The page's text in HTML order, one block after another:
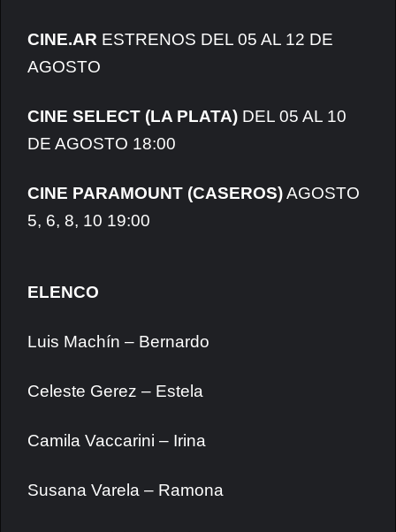
CINE.AR ESTRENOS DEL 05 AL 12 DE
AGOSTO
CINE SELECT (LA PLATA) DEL 05 AL 10
DE AGOSTO 18:00
​CINE PARAMOUNT (CASEROS)AGOSTO
5, 6, 8, 10 19:00
ELENCO
Luis Machín – Bernardo
Celeste Gerez – Estela
Camila Vaccarini – Irina
Susana Varela – Ramona